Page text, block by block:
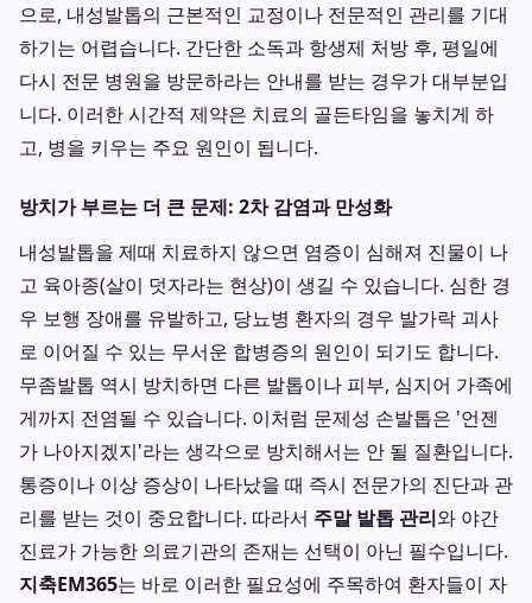
으로, 내성발톱의 근본적인 교정이나 전문적인 관리를 기대
하기는 어렵습니다. 간단한 소독과 항생제 처방 후, 평일에
다시 전문 병원을 방문하라는 안내를 받는 경우가 대부분입
니다. 이러한 시간적 제약은 치료의 골든타임을 놓치게 하
고, 병을 키우는 주요 원인이 됩니다.
방치가 부르는 더 큰 문제: 2차 감염과 만성화
내성발톱을 제때 치료하지 않으면 염증이 심해져 진물이 나
고 육아종(살이 덧자라는 현상)이 생길 수 있습니다. 심한 경
우 보행 장애를 유발하고, 당뇨병 환자의 경우 발가락 괴사
로 이어질 수 있는 무서운 합병증의 원인이 되기도 합니다.
무좀발톱 역시 방치하면 다른 발톱이나 피부, 심지어 가족에
게까지 전염될 수 있습니다. 이처럼 문제성 손발톱은 '언젠
가 나아지겠지'라는 생각으로 방치해서는 안 될 질환입니다.
통증이나 이상 증상이 나타났을 때 즉시 전문가의 진단과 관
리를 받는 것이 중요합니다. 따라서 주말 발톱 관리와 야간
진료가 가능한 의료기관의 존재는 선택이 아닌 필수입니다.
지축EM365는 바로 이러한 필요성에 주목하여 환자들이 자